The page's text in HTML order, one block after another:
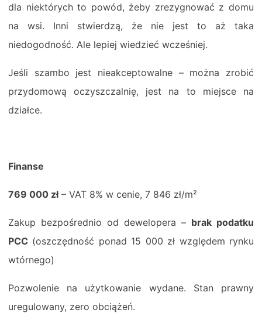
dla niektórych to powód, żeby zrezygnować z domu
na wsi. Inni stwierdzą, że nie jest to aż taka
niedogodność. Ale lepiej wiedzieć wcześniej.
Jeśli szambo jest nieakceptowalne – można zrobić
przydomową oczyszczalnię, jest na to miejsce na
działce.
Finanse
769 000 zł– VAT 8% w cenie, 7 846 zł/m²
Zakup bezpośrednio od dewelopera – brak podatku
PCC (oszczędność ponad 15 000 zł względem rynku
wtórnego)
Pozwolenie na użytkowanie wydane. Stan prawny
uregulowany, zero obciążeń.